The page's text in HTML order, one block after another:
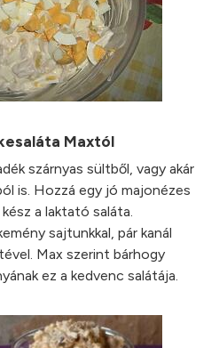
Maxtól
szárnyas sültből, vagy akár
is. Hozzá egy jó majonézes
a laktató saláta.
sajtunkkal, pár kanál
Max szerint bárhogy
ez a kedvenc salátája.